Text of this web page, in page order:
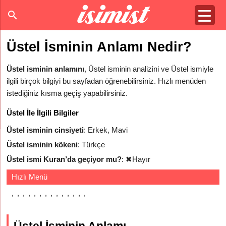
Üstel İsminin Anlamı Nedir?
Üstel isminin anlamını, Üstel isminin analizini ve Üstel ismiyle
ilgili birçok bilgiyi bu sayfadan öğrenebilirsiniz. Hızlı menüden
istediğiniz kısma geçiş yapabilirsiniz.
Üstel İle İlgili Bilgiler
Üstel isminin cinsiyeti: Erkek, Mavi
Üstel isminin kökeni: Türkçe
Üstel ismi Kuran’da geçiyor mu?: ✖Hayır
Hızlı Menü